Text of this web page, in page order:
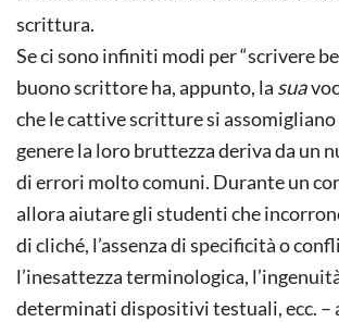
scrittura.
Se ci sono infiniti modi per “scrivere
buono scrittore ha, appunto, la sua
che le cattive scritture si
genere la loro bruttezza deriva da un
di errori molto comuni. Durante un
allora aiutare gli studenti che
di cliché, l’assenza di specificità o
l’inesattezza terminologica,
determinati dispositivi testuali, ecc. –